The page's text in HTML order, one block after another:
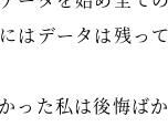
はデータは残っ
った私は後悔ば